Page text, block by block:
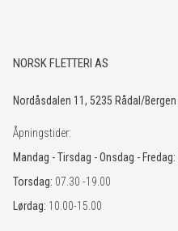
NORSK FLETTERI AS
Nordåsdalen 11, 5235 Rådal/Bergen
Åpningstider:
Mandag - Tirsdag - Onsdag - Fredag:
Torsdag: 07.30 -19.00
Lørdag: 10.00-15.00